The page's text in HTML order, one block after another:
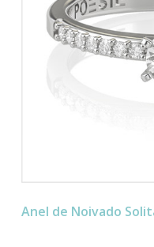
Anel de Noivado